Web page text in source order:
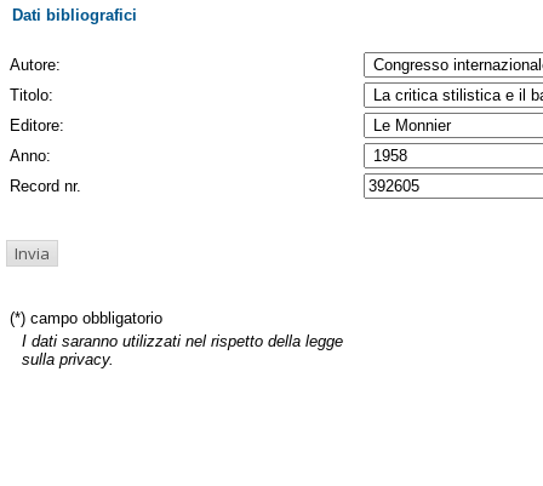
Dati bibliografici
Autore:
Titolo:
Editore:
Anno:
Record nr.
(*) campo obbligatorio
I dati saranno utilizzati nel rispetto della legge
sulla privacy.